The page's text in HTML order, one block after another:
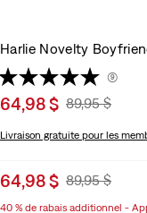
Harlie Novelty
(9)
Sale
is
64,98 $ Original
Was
89,95 $
Livraison gratuite pour les
Sale
64,98 $ Original
89,95 $
40 % de rabais additionnel -